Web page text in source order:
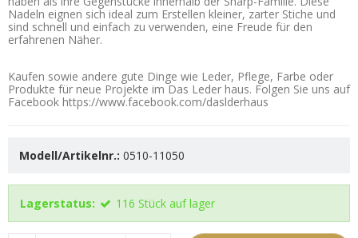
Nadeln eignen sich ideal zum Erstellen kleiner, zarter Stiche und
sind schnell und einfach zu verwenden, eine Freude für den
erfahrenen Näher.
Kaufen sowie andere gute Dinge wie Leder, Pflege, Farbe oder
Produkte für neue Projekte im Das Leder haus. Folgen Sie uns auf
Facebook https://www.facebook.com/daslderhaus
Modell/Artikelnr.: 0510-11050
Lagerstatus: 116 Stück auf lager